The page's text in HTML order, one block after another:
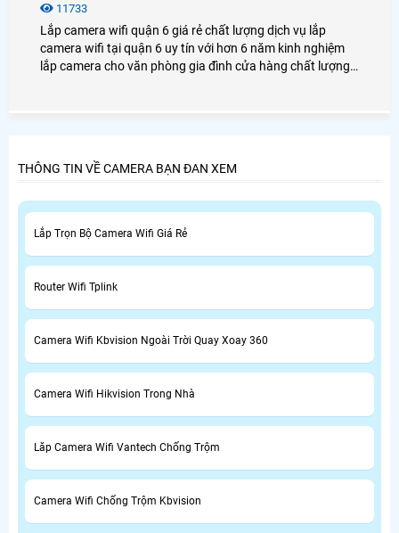
11733
Lắp camera wifi quận 6 giá rẻ chất lượng dịch vụ lắp
camera wifi tại quận 6 uy tín với hơn 6 năm kinh nghiệm
lắp camera cho văn phòng gia đình cửa hàng chất lượng,
THÔNG TIN VỀ CAMERA BẠN ĐAN XEM
Lắp Trọn Bộ Camera Wifi Giá Rẻ
Router Wifi Tplink
Camera Wifi Kbvision Ngoài Trời Quay Xoay 360
Camera Wifi Hikvision Trong Nhà
Lăp Camera Wifi Vantech Chống Trộm
Camera Wifi Chống Trộm Kbvision